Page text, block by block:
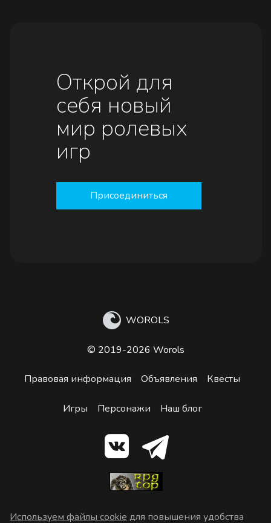
Открой для
себя новый
мир ролевых
игр
Присоединиться
WOROLS
© 2019-2026 Worols
Правовая информация Объявления Квесты
Игры Персонажи Наш блог
Используем файлы cookie для повышения удобства